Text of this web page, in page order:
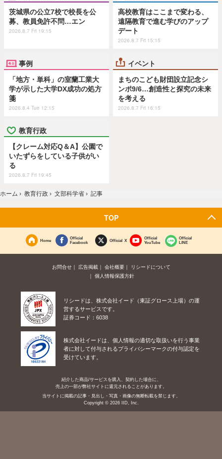
茨城県の公立7校で校長を公
募、教員免許不問…エン
2026.8.7 Fri 19:15
高校教育はここまで変わる、
遠隔教育で進む学びのアップ
デート
2026.8.7 Fri 15:15
事例
「地方・単科」の室蘭工業大
学が示した大学DX成功の処方
箋
2026.8.4 Tue 12:15
イベント
まちのこども財団設立記念シ
ンポ9/6…創造性と探究の未来
を考える
2026.8.7 Fri 16:15
教育行政
【クレーム対応Q＆A】公園で
いたずらをしている子供がい
る
2026.8.7 Fri 19:45
ホーム › 教育行政 › 文部科学省 › 記事
TOP
Home
Official
Facebook
Official X
Official
YouTube
Official
LINE
お問合せ 広告掲載 会社概要
リシードについて
個人情報保護方針
リシードは、株式会社イード（東証グロース上場）の運
営するサービスです。
証券コード：6038
株式会社イードは、個人情報の適切な取扱いを行う事業
者に対して付与されるプライバシーマークの付与認定を
受けています。
紹介した商品/サービスを購入、契約した場合に、
売上の一部が弊社サイトに還元されることがあります。
当サイトに掲載の記事・見出し・写真・画像の無断転載を禁じます。
Copyright © 2026 IID, Inc.